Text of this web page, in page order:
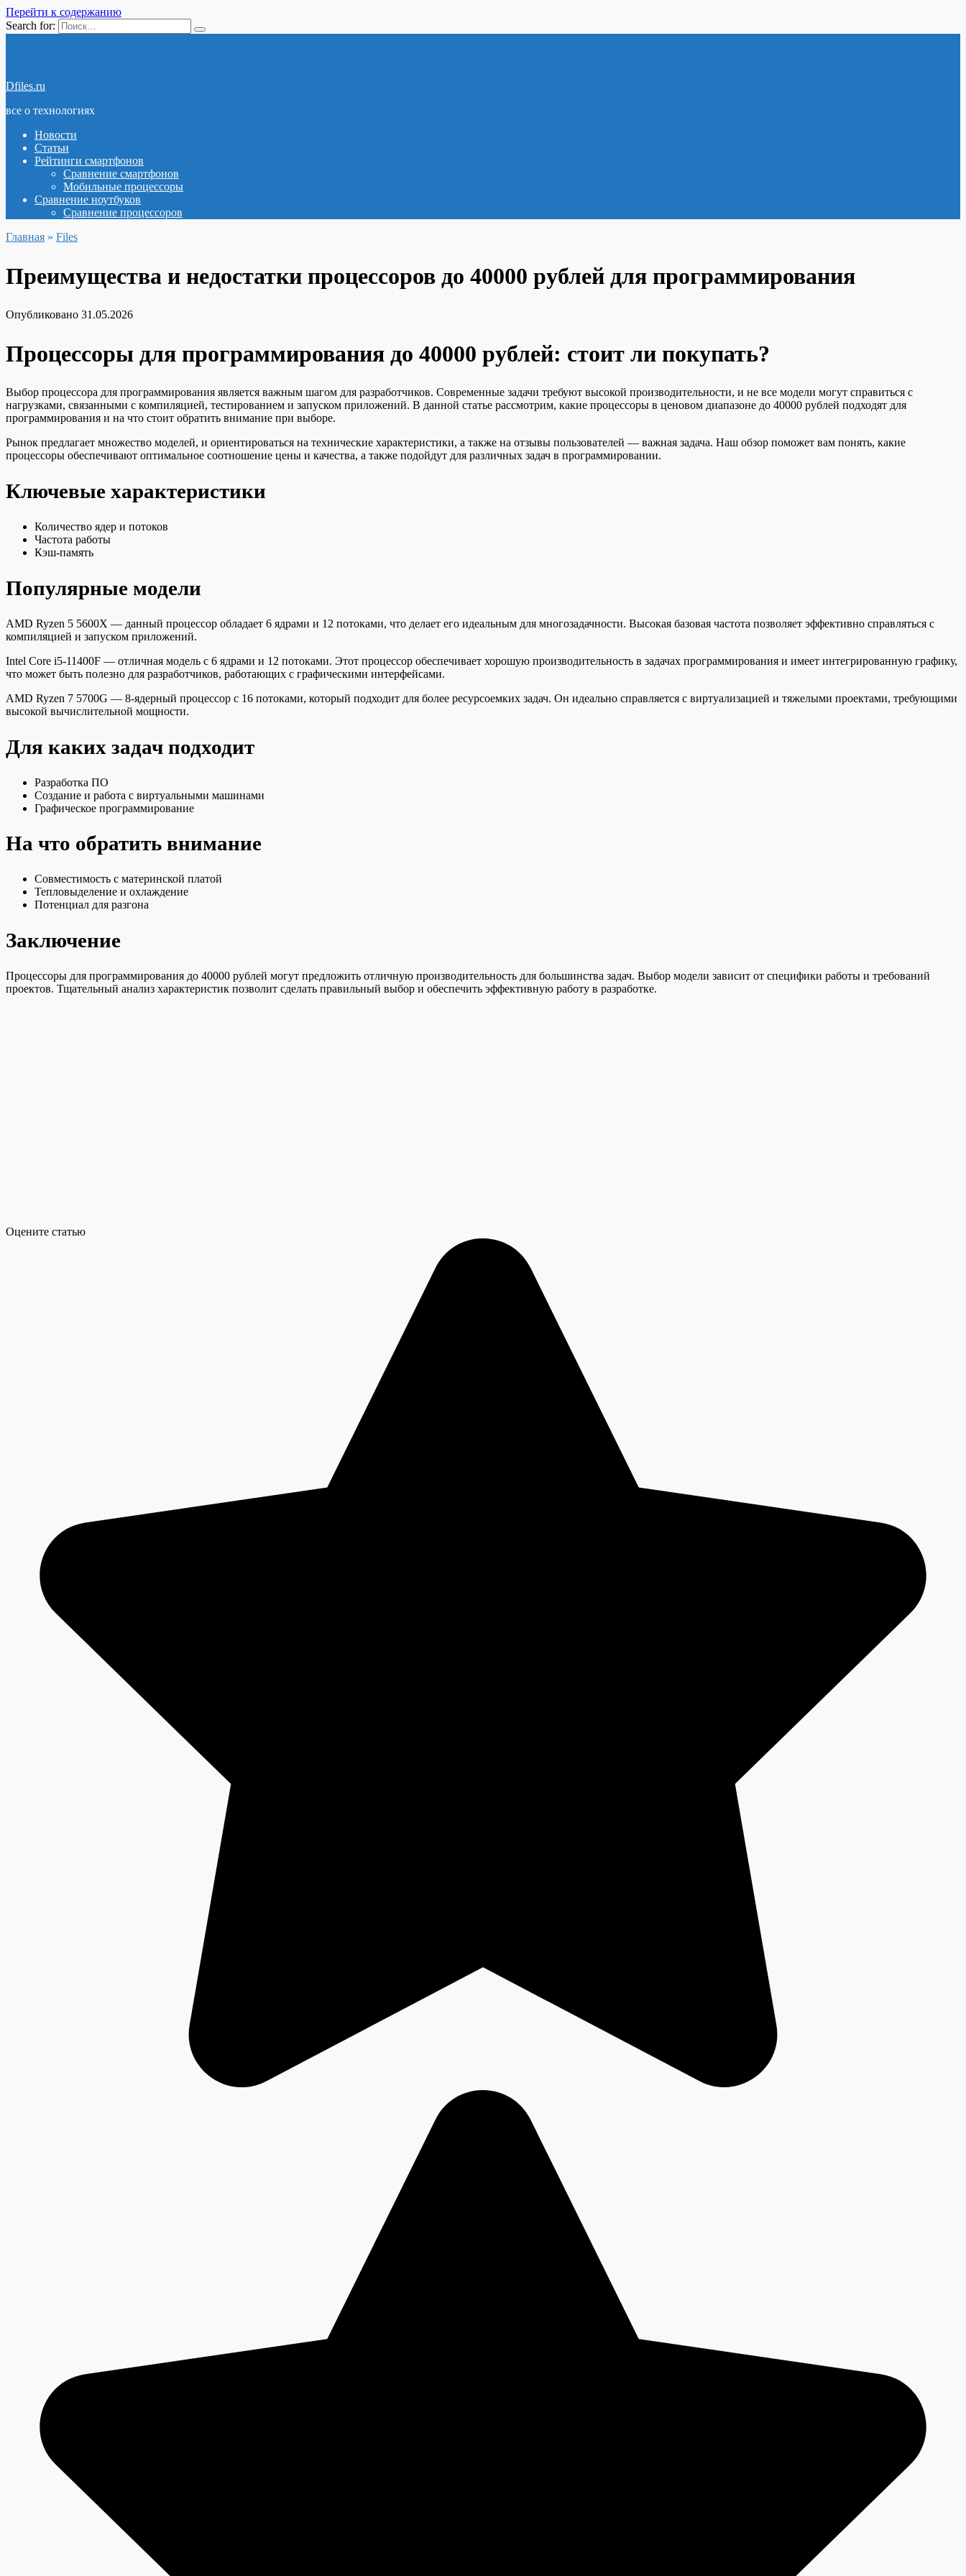
Перейти к содержанию
Search for:
Dfiles.ru
все о технологиях
Новости
Статьи
Рейтинги смартфонов
Сравнение смартфонов
Мобильные процессоры
Сравнение ноутбуков
Сравнение процессоров
Главная » Files
Преимущества и недостатки процессоров до 40000 рублей для программирования
Опубликовано 31.05.2026
Процессоры для программирования до 40000 рублей: стоит ли покупать?
Выбор процессора для программирования является важным шагом для разработчиков. Современные задачи требуют высокой производительности, и не все модели могут справиться с
нагрузками, связанными с компиляцией, тестированием и запуском приложений. В данной статье рассмотрим, какие процессоры в ценовом диапазоне до 40000 рублей подходят для
программирования и на что стоит обратить внимание при выборе.
Рынок предлагает множество моделей, и ориентироваться на технические характеристики, а также на отзывы пользователей — важная задача. Наш обзор поможет вам понять, какие
процессоры обеспечивают оптимальное соотношение цены и качества, а также подойдут для различных задач в программировании.
Ключевые характеристики
Количество ядер и потоков
Частота работы
Кэш-память
Популярные модели
AMD Ryzen 5 5600X — данный процессор обладает 6 ядрами и 12 потоками, что делает его идеальным для многозадачности. Высокая базовая частота позволяет эффективно справляться с
компиляцией и запуском приложений.
Intel Core i5-11400F — отличная модель с 6 ядрами и 12 потоками. Этот процессор обеспечивает хорошую производительность в задачах программирования и имеет интегрированную графику,
что может быть полезно для разработчиков, работающих с графическими интерфейсами.
AMD Ryzen 7 5700G — 8-ядерный процессор с 16 потоками, который подходит для более ресурсоемких задач. Он идеально справляется с виртуализацией и тяжелыми проектами, требующими
высокой вычислительной мощности.
Для каких задач подходит
Разработка ПО
Создание и работа с виртуальными машинами
Графическое программирование
На что обратить внимание
Совместимость с материнской платой
Тепловыделение и охлаждение
Потенциал для разгона
Заключение
Процессоры для программирования до 40000 рублей могут предложить отличную производительность для большинства задач. Выбор модели зависит от специфики работы и требований
проектов. Тщательный анализ характеристик позволит сделать правильный выбор и обеспечить эффективную работу в разработке.
Оцените статью